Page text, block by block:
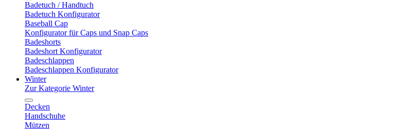
Badetuch / Handtuch
Badetuch Konfigurator
Baseball Cap
Konfigurator für Caps und Snap Caps
Badeshorts
Badeshort Konfigurator
Badeschlappen
Badeschlappen Konfigurator
Winter
Zur Kategorie Winter
Decken
Handschuhe
Mützen